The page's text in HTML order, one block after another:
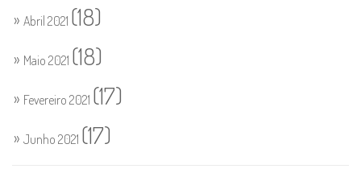
Abril 2021 (18)
Maio 2021 (18)
Fevereiro 2021 (17)
Junho 2021 (17)